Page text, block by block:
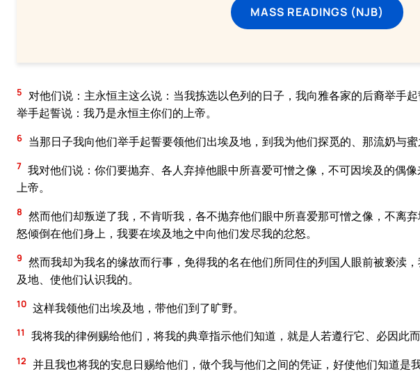
MASS READINGS (NJB)
5 对他们说：主永恒主这么说：当我拣选以色列的日子，我向雅各家的后裔举手
举手起誓说：我乃是永恒主你们的上帝。
6 当那日子我向他们举手起誓要领他们出埃及地，到我为他们探觅的、那流奶与蜜
7 我对他们说：你们要抛弃、各人弃掉他眼中所喜爱可憎之像，不可因埃及的偶
上帝。
8 然而他们却叛逆了我，不肯听我，各不抛弃他们眼中所喜爱那可憎之像，不离
怒倾倒在他们身上，我要在埃及地之中向他们发尽我的忿怒。
9 然而我却为我名的缘故而行事，免得我的名在他们所同住的列国人眼前被亵渎
及地、使他们认识我的。
10 这样我领他们出埃及地，带他们到了旷野。
11 我将我的律例赐给他们，将我的典章指示他们知道，就是人若遵行它、必因此而
12 并且我也将我的安息日赐给他们，做个我与他们之间的凭证，好使他们知道是